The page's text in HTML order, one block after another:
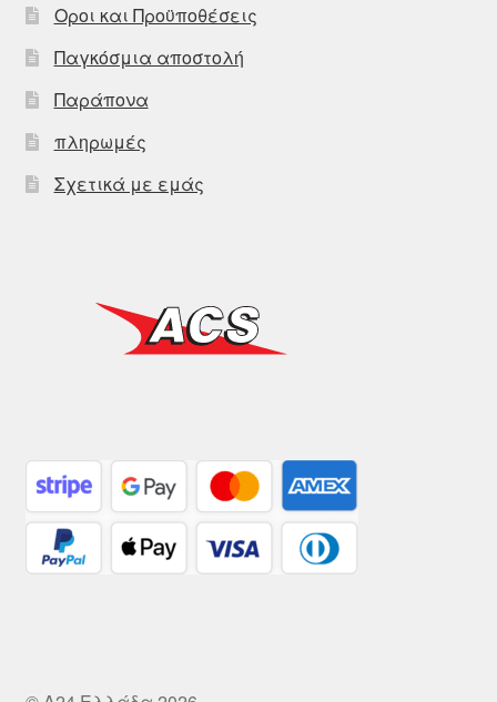
Οροι και Προϋποθέσεις
Παγκόσμια αποστολή
Παράπονα
πληρωμές
Σχετικά με εμάς